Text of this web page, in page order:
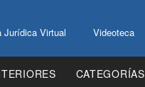
Jurídica Virtual Videoteca
CATEGORÍAS